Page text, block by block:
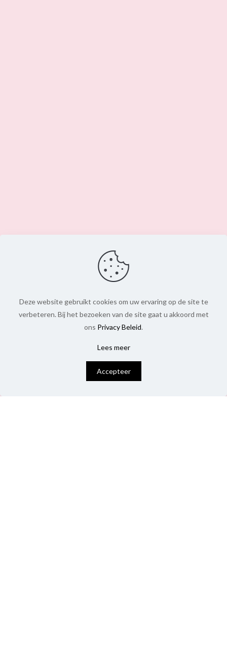
Deze website gebruikt cookies om uw ervaring op de site te
verbeteren. Bij het bezoeken van de site gaat u akkoord met
ons Privacy Beleid.
Lees meer
Accepteer